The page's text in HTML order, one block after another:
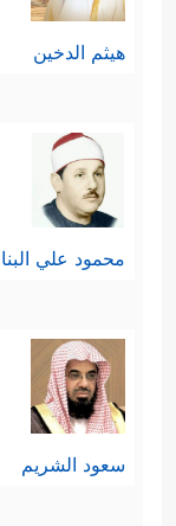
هيثم الدخين
محمود علي البنا
سعود الشريم